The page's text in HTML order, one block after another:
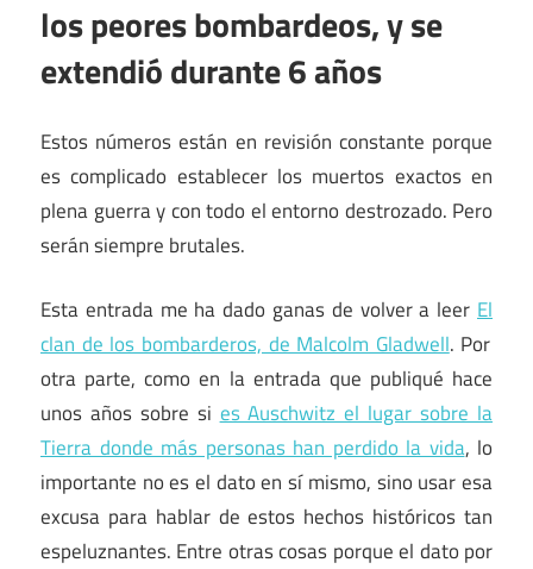
los peores bombardeos, y se
extendió durante 6 años
Estos números están en revisión constante porque
es complicado establecer los muertos exactos en
plena guerra y con todo el entorno destrozado. Pero
serán siempre brutales.
Esta entrada me ha dado ganas de volver a leer El
clan de los bombarderos, de Malcolm Gladwell. Por
otra parte, como en la entrada que publiqué hace
unos años sobre sies Auschwitz el lugar sobre la
Tierra donde más personas han perdido la vida, lo
importante no es el dato en sí mismo, sino usar esa
excusa para hablar de estos hechos históricos tan
espeluznantes. Entre otras cosas porque el dato por